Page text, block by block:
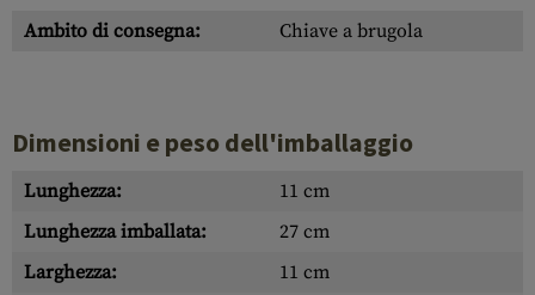
Ambito di consegna: Chiave a brugola
Dimensioni e peso dell'imballaggio
Lunghezza:
11 cm
Lunghezza imballata:
27 cm
Larghezza:
11 cm